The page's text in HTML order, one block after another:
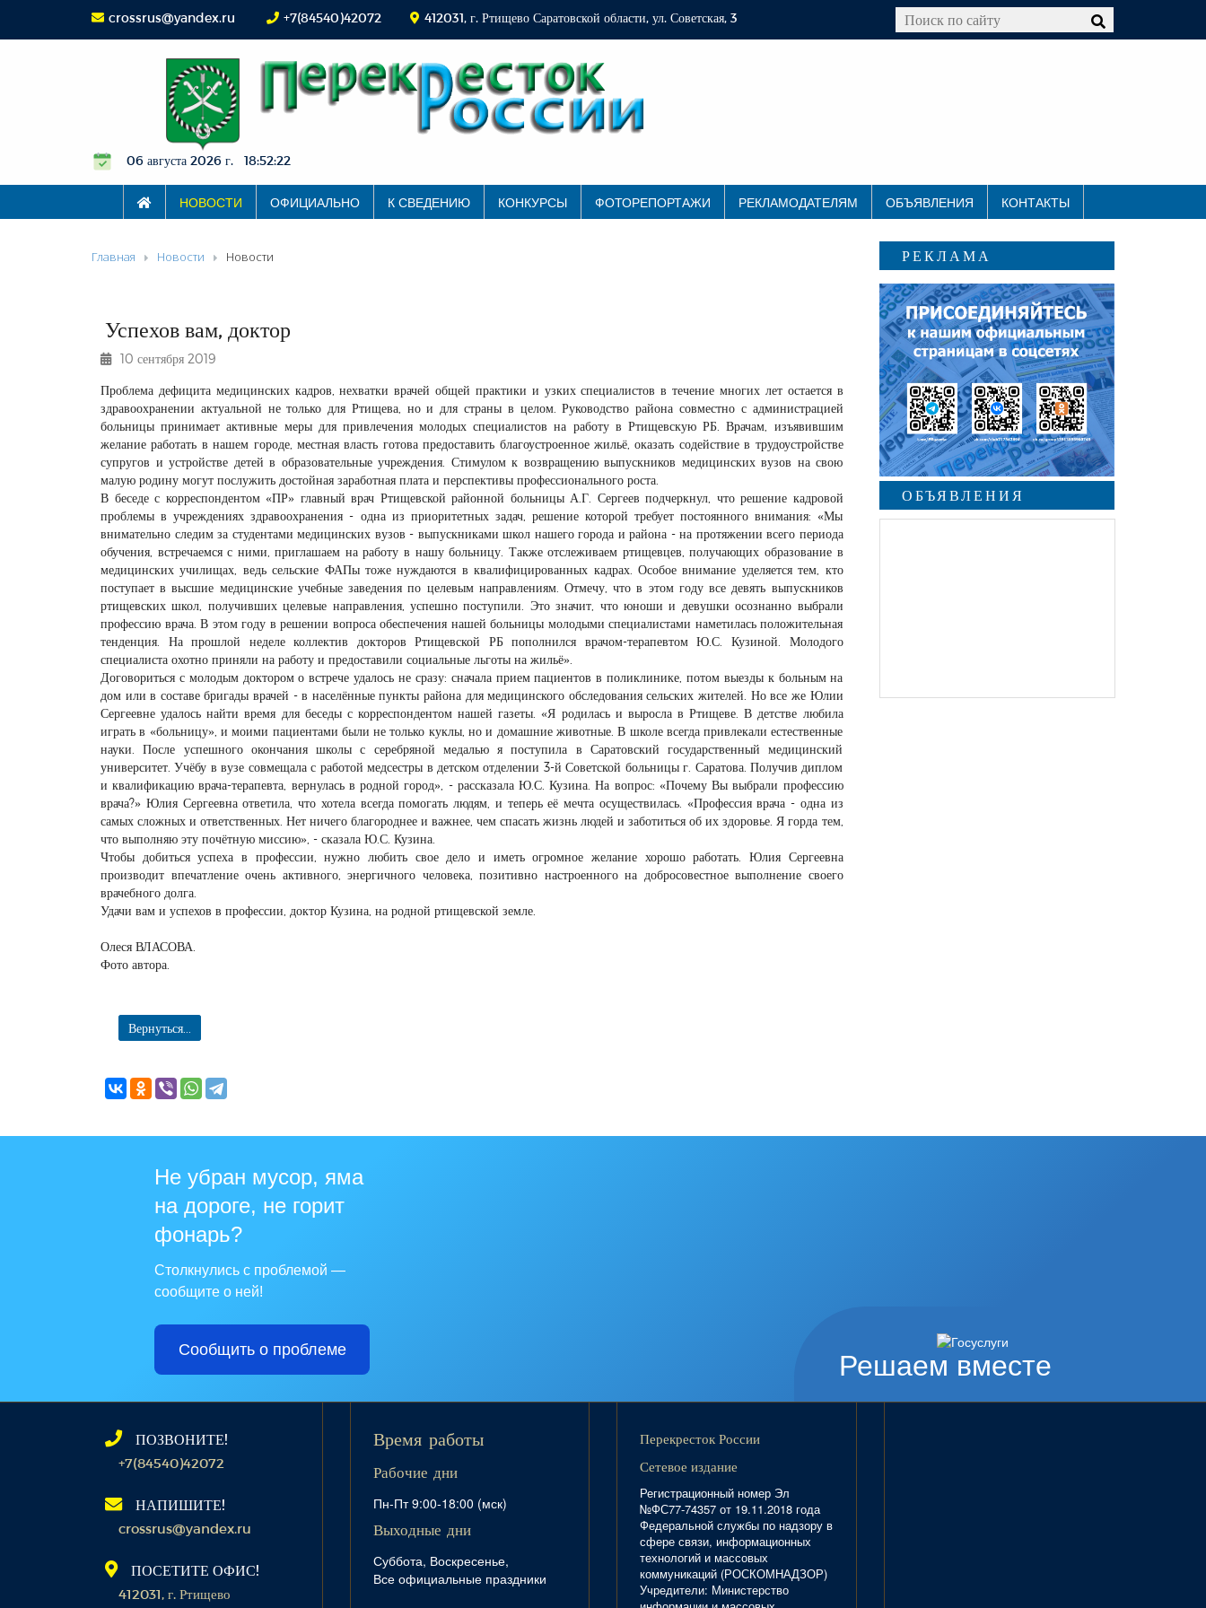
crossrus@yandex.ru +7(84540)42072 412031, г. Ртищево Саратовской области, ул. Советская, 3
06 августа 2026 г. 18:52:23
НОВОСТИ ОФИЦИАЛЬНО К СВЕДЕНИЮ КОНКУРСЫ ФОТОРЕПОРТАЖИ РЕКЛАМОДАТЕЛЯМ ОБЪЯВЛЕНИЯ КОНТАКТЫ
Главная Новости Новости
Успехов вам, доктор
10 сентября 2019
Проблема дефицита медицинских кадров, нехватки врачей общей практики и узких специалистов в течение многих лет остается в
здравоохранении актуальной не только для Ртищева, но и для страны в целом. Руководство района совместно с администрацией
больницы принимает активные меры для привлечения молодых специалистов на работу в Ртищевскую РБ. Врачам, изъявившим
желание работать в нашем городе, местная власть готова предоставить благоустроенное жильё, оказать содействие в трудоустройстве
супругов и устройстве детей в образовательные учреждения. Стимулом к возвращению выпускников медицинских вузов на свою
малую родину могут послужить достойная заработная плата и перспективы профессионального роста.
В беседе с корреспондентом «ПР» главный врач Ртищевской районной больницы А.Г. Сергеев подчеркнул, что решение кадровой
проблемы в учреждениях здравоохранения - одна из приоритетных задач, решение которой требует постоянного внимания: «Мы
внимательно следим за студентами медицинских вузов - выпускниками школ нашего города и района - на протяжении всего периода
обучения, встречаемся с ними, приглашаем на работу в нашу больницу. Также отслеживаем ртищевцев, получающих образование в
медицинских училищах, ведь сельские ФАПы тоже нуждаются в квалифицированных кадрах. Особое внимание уделяется тем, кто
поступает в высшие медицинские учебные заведения по целевым направлениям. Отмечу, что в этом году все девять выпускников
ртищевских школ, получивших целевые направления, успешно поступили. Это значит, что юноши и девушки осознанно выбрали
профессию врача. В этом году в решении вопроса обеспечения нашей больницы молодыми специалистами наметилась положительная
тенденция. На прошлой неделе коллектив докторов Ртищевской РБ пополнился врачом-терапевтом Ю.С. Кузиной. Молодого
специалиста охотно приняли на работу и предоставили социальные льготы на жильё».
Договориться с молодым доктором о встрече удалось не сразу: сначала прием пациентов в поликлинике, потом выезды к больным на
дом или в составе бригады врачей - в населённые пункты района для медицинского обследования сельских жителей. Но все же Юлии
Сергеевне удалось найти время для беседы с корреспондентом нашей газеты. «Я родилась и выросла в Ртищеве. В детстве любила
играть в «больницу», и моими пациентами были не только куклы, но и домашние животные. В школе всегда привлекали естественные
науки. После успешного окончания школы с серебряной медалью я поступила в Саратовский государственный медицинский
университет. Учёбу в вузе совмещала с работой медсестры в детском отделении 3-й Советской больницы г. Саратова. Получив диплом
и квалификацию врача-терапевта, вернулась в родной город», - рассказала Ю.С. Кузина. На вопрос: «Почему Вы выбрали профессию
врача?» Юлия Сергеевна ответила, что хотела всегда помогать людям, и теперь её мечта осуществилась. «Профессия врача - одна из
самых сложных и ответственных. Нет ничего благороднее и важнее, чем спасать жизнь людей и заботиться об их здоровье. Я горда тем,
что выполняю эту почётную миссию», - сказала Ю.С. Кузина.
Чтобы добиться успеха в профессии, нужно любить свое дело и иметь огромное желание хорошо работать. Юлия Сергеевна
производит впечатление очень активного, энергичного человека, позитивно настроенного на добросовестное выполнение своего
врачебного долга.
Удачи вам и успехов в профессии, доктор Кузина, на родной ртищевской земле.
Олеся ВЛАСОВА.
Фото автора.
Вернуться...
РЕКЛАМА
ОБЪЯВЛЕНИЯ
Решаем вместе
Не убран мусор, яма
на дороге, не горит
фонарь?
Столкнулись с проблемой —
сообщите о ней!
Сообщить о проблеме
ПОЗВОНИТЕ!
+7(84540)42072
НАПИШИТЕ!
crossrus@yandex.ru
ПОСЕТИТЕ ОФИС!
412031, г. Ртищево
Время работы
Рабочие дни
Пн-Пт 9:00-18:00 (мск)
Выходные дни
Суббота, Воскресенье,
Все официальные праздники
Перекресток России
Сетевое издание
Регистрационный номер Эл
№ФС77-74357 от 19.11.2018 года
Федеральной службы по надзору в
сфере связи, информационных
технологий и массовых
коммуникаций (РОСКОМНАДЗОР)
Учредители: Министерство